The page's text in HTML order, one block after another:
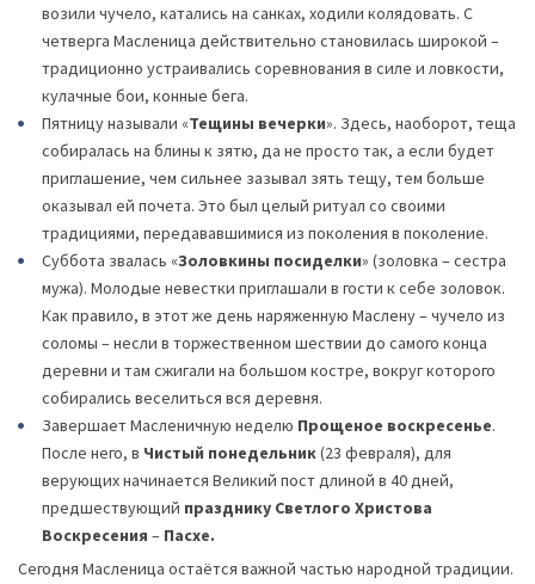
возили чучело, катались на санках, ходили колядовать. С
четверга Масленица действительно становилась широкой –
традиционно устраивались соревнования в силе и ловкости,
кулачные бои, конные бега.
Пятницу называли «Тещины вечерки». Здесь, наоборот, теща
собиралась на блины к зятю, да не просто так, а если будет
приглашение, чем сильнее зазывал зять тещу, тем больше
оказывал ей почета. Это был целый ритуал со своими
традициями, передававшимися из поколения в поколение.
Суббота звалась «Золовкины посиделки» (золовка – сестра
мужа). Молодые невестки приглашали в гости к себе золовок.
Как правило, в этот же день наряженную Маслену – чучело из
соломы – несли в торжественном шествии до самого конца
деревни и там сжигали на большом костре, вокруг которого
собирались веселиться вся деревня.
Завершает Масленичную неделю Прощеное воскресенье.
После него, в Чистый понедельник(23 февраля), для
верующих начинается Великий пост длиной в 40 дней,
предшествующий празднику Светлого Христова
Воскресения – Пасхе.
Сегодня Масленица остаётся важной частью народной традиции.